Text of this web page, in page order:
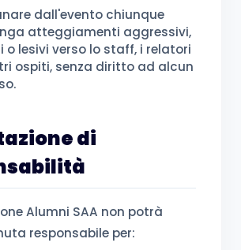
dall'evento chiunque
atteggiamenti aggressivi,
o lesivi verso lo staff, i relatori
ospiti, senza diritto ad alcun
di
Alumni SAA non potrà
responsabile per: